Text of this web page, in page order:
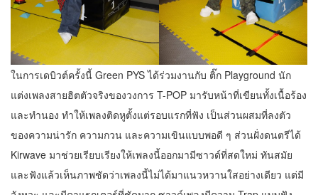
ในการเดบิวต์ครั้งนี้ Green PYS ได้ร่วมงานกับ ติ๊ก Playground นัก
แต่งเพลงสายฮิตตัวจริงของวงการ T-POP มารับหน้าที่เขียนทั้งเนื้อร้อง
และทำนอง ทำให้เพลงติดหูตั้งแต่รอบแรกที่ฟัง เป็นส่วนผสมที่ลงตัว
ของความน่ารัก ความกวน และความเขินแบบพอดี ๆ ส่วนฝั่งดนตรีได้
Kirwave มาช่วยเรียบเรียงให้เพลงนี้ออกมามีซาวด์ที่สดใหม่ ทันสมัย
และฟังแล้วเห็นภาพชัดว่าเพลงนี้ไม่ได้มาแนวหวานใสอย่างเดียว แต่มี